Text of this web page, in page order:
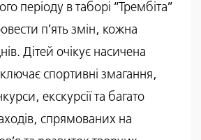
періоду в таборі “Трембіта”
п’ять змін, кожна
Дітей очікує насичена
спортивні змагання,
екскурсії та багато
спрямованих на